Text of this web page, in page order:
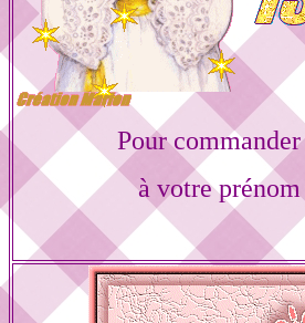
Pour
à votre